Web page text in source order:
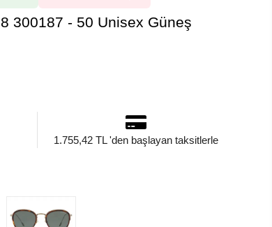
300187 - 50 Unisex Güneş
1.755,42 TL 'den başlayan taksitlerle